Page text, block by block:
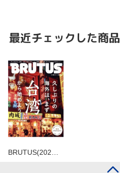
最近チェックした商品
BRUTUS(202…